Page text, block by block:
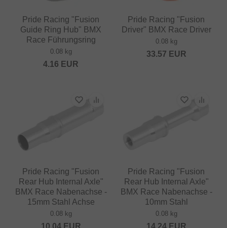
Pride Racing "Fusion
Guide Ring Hub" BMX
Race Führungsring
0.08 kg
4.16 EUR
Pride Racing "Fusion
Driver" BMX Race Driver
0.08 kg
33.57 EUR
Pride Racing "Fusion
Rear Hub Internal Axle"
BMX Race Nabenachse -
15mm Stahl Achse
0.08 kg
10.04EUR
Pride Racing "Fusion
Rear Hub Internal Axle"
BMX Race Nabenachse -
10mm Stahl
0.08 kg
14.24EUR